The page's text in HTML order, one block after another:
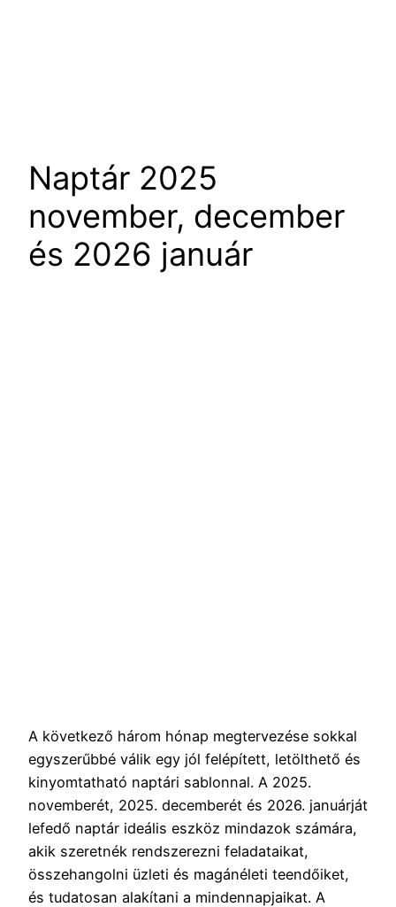
Naptár 2025
november, december
és 2026 január
A következő három hónap megtervezése sokkal
egyszerűbbé válik egy jól felépített, letölthető és
kinyomtatható naptári sablonnal. A 2025.
novemberét, 2025. decemberét és 2026. januárját
lefedő naptár ideális eszköz mindazok számára,
akik szeretnék rendszerezni feladataikat,
összehangolni üzleti és magánéleti teendőiket,
és tudatosan alakítani a mindennapjaikat. A